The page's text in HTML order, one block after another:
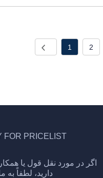
1 2
FOR PRICELIST
اگر در مورد نقل قول یا
دارید، لطفاً به
ویژگی های شیرهای توپی
2026/02/04